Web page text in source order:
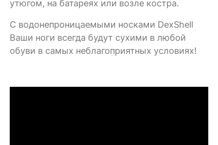
утюгом, на батареях или возле костра.
C водонепроницаемыми носками DexShell
Ваши ноги всегда будут сухими в любой
обуви в самых неблагоприятных условиях!